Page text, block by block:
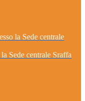
la Sede centrale
Sede centrale Sraffa